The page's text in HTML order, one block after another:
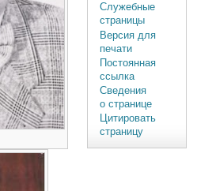
Служебные
страницы
Версия для
печати
Постоянная
ссылка
Сведения
о странице
Цитировать
страницу